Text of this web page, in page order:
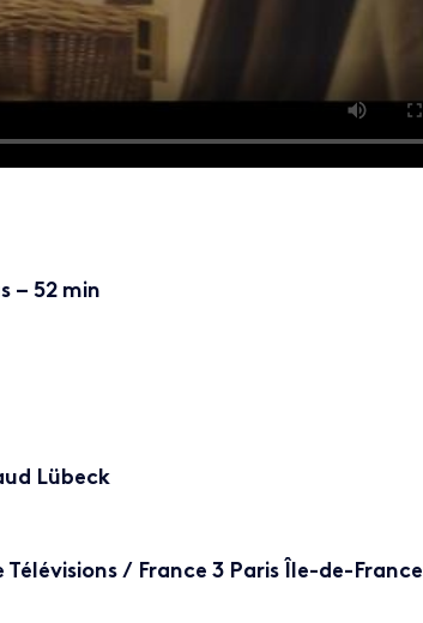
– 52 min
Lübeck
Télévisions / France 3 Paris Île-de-France